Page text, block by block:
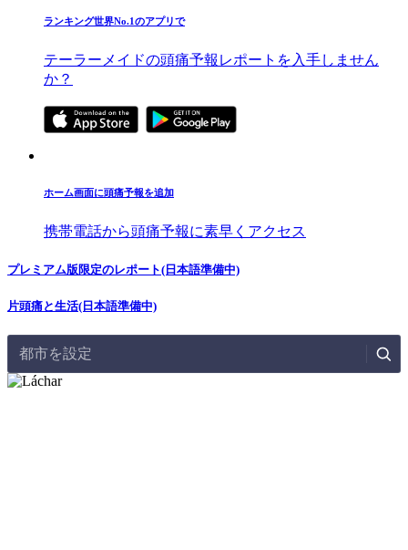
ランキング世界No.1のアプリで
テーラーメイドの頭痛予報レポートを入手しません
か？
ホーム画面に頭痛予報を追加
携帯電話から頭痛予報に素早くアクセス
プレミアム版限定のレポート(日本語準備中)
片頭痛と生活(日本語準備中)
都市を設定